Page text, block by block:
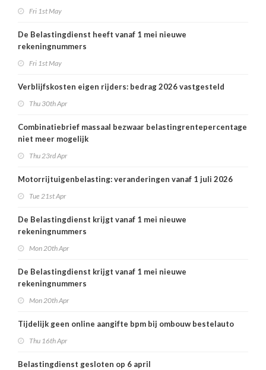
Fri 1st May
De Belastingdienst heeft vanaf 1 mei nieuwe
rekeningnummers
Fri 1st May
Verblijfskosten eigen rijders: bedrag 2026 vastgesteld
Thu 30th Apr
Combinatiebrief massaal bezwaar belastingrentepercentage
niet meer mogelijk
Thu 23rd Apr
Motorrijtuigenbelasting: veranderingen vanaf 1 juli 2026
Tue 21st Apr
De Belastingdienst krijgt vanaf 1 mei nieuwe
rekeningnummers
Mon 20th Apr
De Belastingdienst krijgt vanaf 1 mei nieuwe
rekeningnummers
Mon 20th Apr
Tijdelijk geen online aangifte bpm bij ombouw bestelauto
Thu 16th Apr
Belastingdienst gesloten op 6 april